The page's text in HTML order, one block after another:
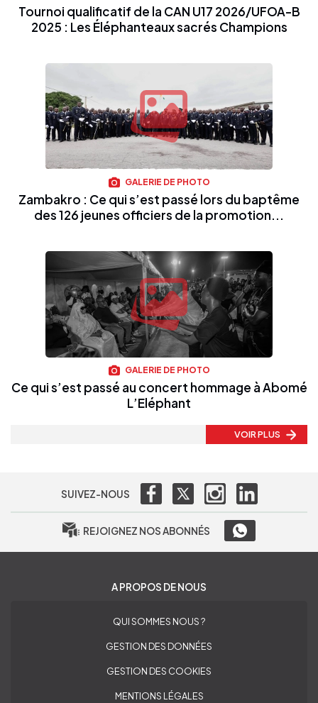
Tournoi qualificatif de la CAN U17 2026/UFOA-B
2025 : Les Éléphanteaux sacrés Champions
GALERIE DE PHOTO
Zambakro : Ce qui s’est passé lors du baptême
des 126 jeunes officiers de la promotion...
GALERIE DE PHOTO
Ce qui s’est passé au concert hommage à Abomé
L’Eléphant
VOIR PLUS
SUIVEZ-NOUS
REJOIGNEZ NOS ABONNÉS
A PROPOS DE NOUS
QUI SOMMES NOUS ?
GESTION DES DONNÉES
GESTION DES COOKIES
MENTIONS LÉGALES